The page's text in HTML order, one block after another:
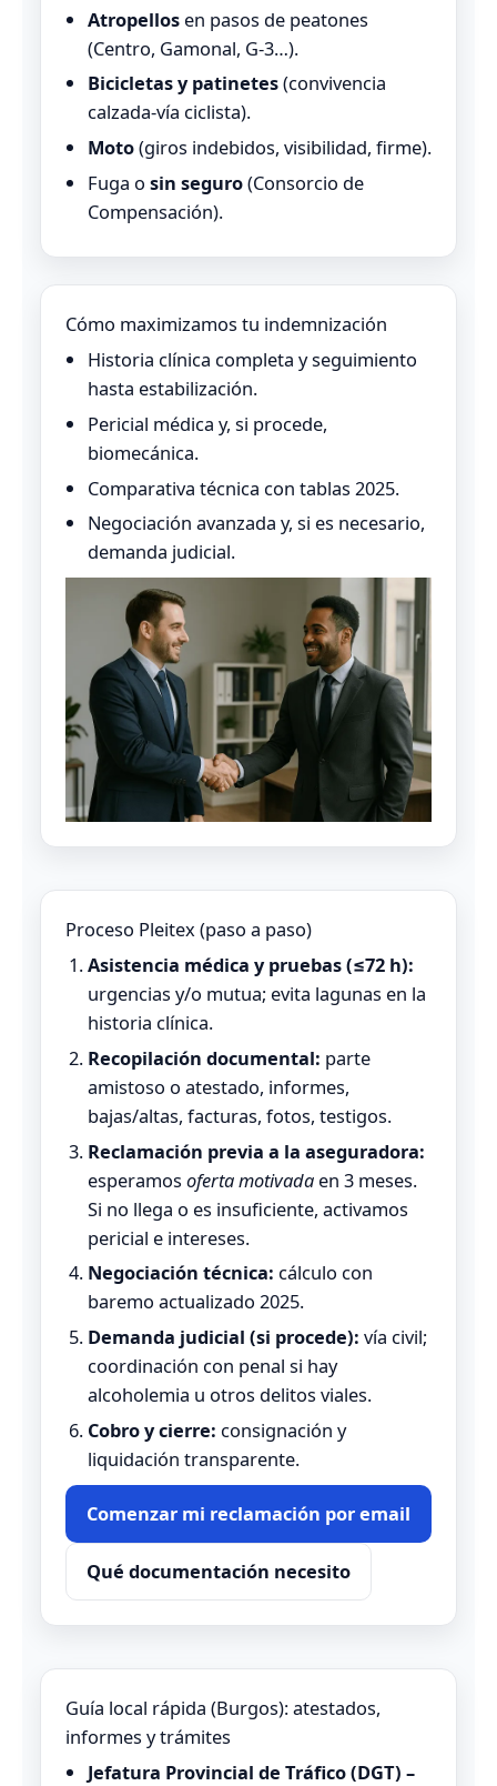
Atropellos en pasos de peatones
(Centro, Gamonal, G‑3…).
Bicicletas y patinetes(convivencia
calzada‑vía ciclista).
Moto(giros indebidos, visibilidad, firme).
Fuga o sin seguro(Consorcio de
Compensación).
Cómo maximizamos tu indemnización
Historia clínica completa y seguimiento
hasta estabilización.
Pericial médica y, si procede,
biomecánica.
Comparativa técnica con tablas 2025.
Negociación avanzada y, si es necesario,
demanda judicial.
Proceso Pleitex (paso a paso)
Asistencia médica y pruebas (≤72 h):
urgencias y/o mutua; evita lagunas en la
historia clínica.
Recopilación documental: parte
amistoso o atestado, informes,
bajas/altas, facturas, fotos, testigos.
Reclamación previa a la aseguradora:
esperamos oferta motivada en 3 meses.
Si no llega o es insuficiente, activamos
pericial e intereses.
Negociación técnica: cálculo con
baremo actualizado 2025.
Demanda judicial (si procede): vía civil;
coordinación con penal si hay
alcoholemia u otros delitos viales.
Cobro y cierre: consignación y
liquidación transparente.
Comenzar mi reclamación por email
Qué documentación necesito
Guía local rápida (Burgos): atestados,
informes y trámites
Jefatura Provincial de Tráfico (DGT) –